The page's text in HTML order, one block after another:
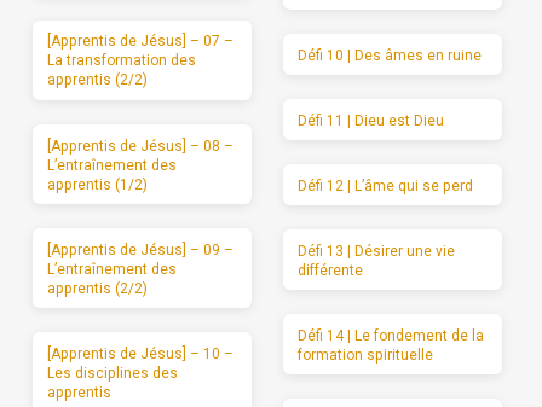
[Apprentis de Jésus] – 07 –
La transformation des
apprentis (2/2)
[Apprentis de Jésus] – 08 –
L’entraînement des
apprentis (1/2)
[Apprentis de Jésus] – 09 –
L’entraînement des
apprentis (2/2)
[Apprentis de Jésus] – 10 –
Les disciplines des
apprentis
Défi 10 | Des âmes en ruine
Défi 11 | Dieu est Dieu
Défi 12 | L’âme qui se perd
Défi 13 | Désirer une vie
différente
Défi 14 | Le fondement de la
formation spirituelle